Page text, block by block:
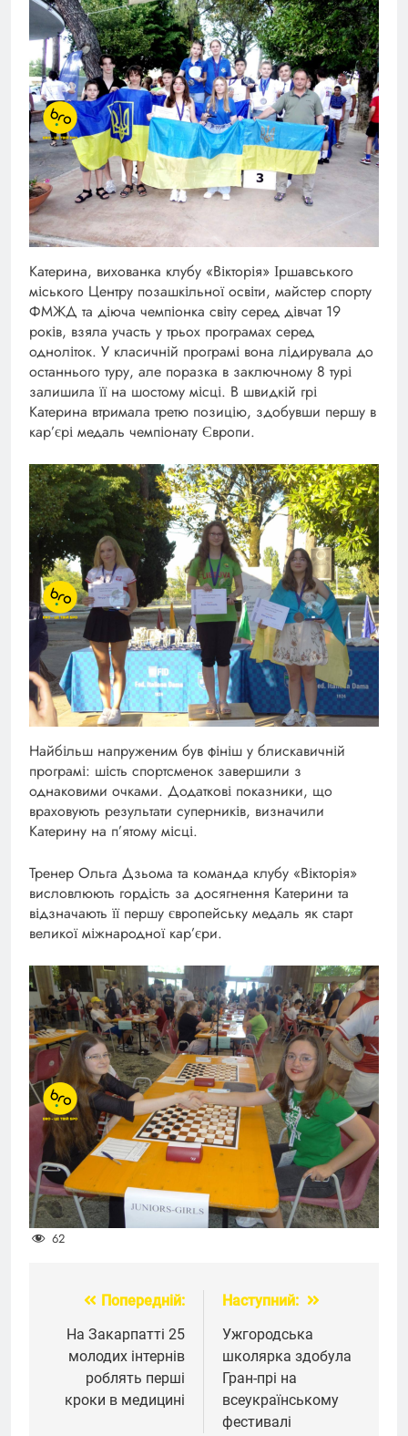
Катерина, вихованка клубу «Вікторія» Іршавського
міського Центру позашкільної освіти, майстер спорту
ФМЖД та діюча чемпіонка світу серед дівчат 19
років, взяла участь у трьох програмах серед
одноліток. У класичній програмі вона лідирувала до
останнього туру, але поразка в заключному 8 турі
залишила її на шостому місці. В швидкій грі
Катерина втримала третю позицію, здобувши першу в
кар’єрі медаль чемпіонату Європи.
Найбільш напруженим був фініш у блискавичній
програмі: шість спортсменок завершили з
однаковими очками. Додаткові показники, що
враховують результати суперників, визначили
Катерину на п’ятому місці.
Тренер Ольга Дзьома та команда клубу «Вікторія»
висловлюють гордість за досягнення Катерини та
відзначають її першу європейську медаль як старт
великої міжнародної кар’єри.
62
Навігація
записів
Попередній:
На Закарпатті 25
молодих інтернів
роблять перші
кроки в медицині
Наступний:
Ужгородська
школярка здобула
Гран-прі на
всеукраїнському
фестивалі